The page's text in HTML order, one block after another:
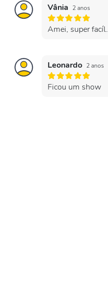
Vânia 2 anos
Amei, super facíl.
Leonardo 2 anos
Ficou um show